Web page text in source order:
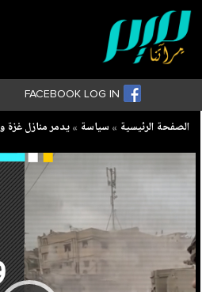
FACEBOOK LOG IN
Breadcrumb
الصفحة الرئيسية سياسة يدمر منازل